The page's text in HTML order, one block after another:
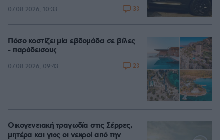
07.08.2026, 10:33 33
Πόσο κοστίζει μία εβδομάδα σε βίλες
- παράδεισους
07.08.2026, 09:43 23
Οικογενειακή τραγωδία στις Σέρρες,
μητέρα και γιος οι νεκροί από την